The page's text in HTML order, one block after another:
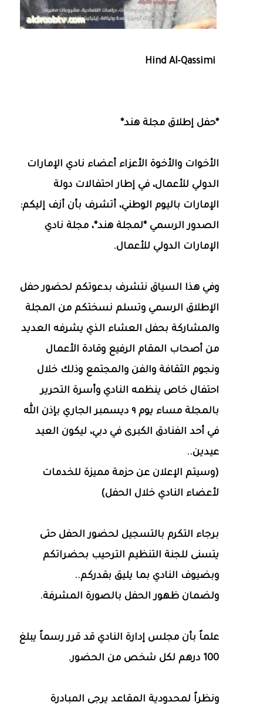
Hind Al-Qassimi
*حفل إطلاق مجلة هند*
الأخوات والأخوة الأعزاء أعضاء نادي الإمارات
الدولي للأعمال، في إطار احتفالات دولة
الإمارات باليوم الوطني، أتشرف بأن أزف إليكم:
الصدور الرسمي *لمجلة هند*، مجلة نادي
الإمارات الدولي للأعمال.
وفي هذا السياق نتشرف بدعوتكم لحضور حفل
الإطلاق الرسمي وتسلم نسختكم من المجلة
والمشاركة بحفل العشاء الذي يشرفه العديد
من أصحاب المقام الرفيع وقادة الأعمال
ونجوم الثقافة والفن والمجتمع وذلك خلال
احتفال خاص ينظمه النادي وأسرة التحرير
بالمجلة مساء يوم ٩ ديسمبر الجاري بإذن الله
في أحد الفنادق الكبرى في دبي، ليكون العيد
عيدين..
(وسيتم الإعلان عن حزمة مميزة للخدمات
لأعضاء النادي خلال الحفل)
برجاء التكرم بالتسجيل لحضور الحفل حتى
يتسنى للجنة التنظيم الترحيب بحضراتكم
وبضيوف النادي بما يليق بقدركم..
ولضمان ظهور الحفل بالصورة المشرفة.
علماً بأن مجلس إدارة النادي قد قرر رسماً يبلغ
100 درهم لكل شخص من الحضور.
ونظراً لمحدودية المقاعد يرجى المبادرة